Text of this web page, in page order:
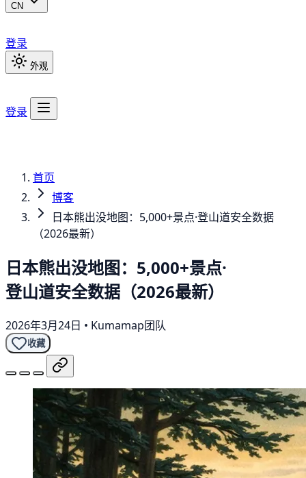
CN
登录
外观
登录
首页
博客
日本熊出没地图：5,000+景点·登山道安全数据
（2026最新）
日本熊出没地图：5,000+景点·
登山道安全数据（2026最新）
2026年3月24日 • Kumamap团队
收藏